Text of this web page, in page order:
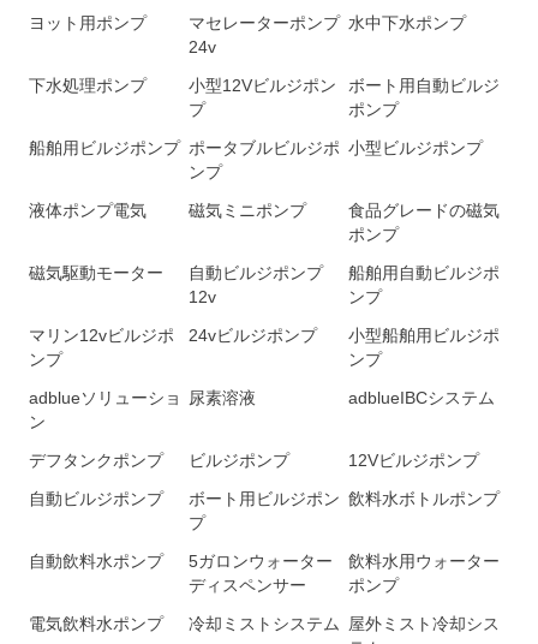
ヨット用ポンプ
マセレーターポンプ
24v
水中下水ポンプ
下水処理ポンプ
小型12Vビルジポン
プ
ボート用自動ビルジ
ポンプ
船舶用ビルジポンプ ポータブルビルジポ
ンプ
小型ビルジポンプ
液体ポンプ電気 磁気ミニポンプ
食品グレードの磁気
ポンプ
磁気駆動モーター
自動ビルジポンプ
12v
船舶用自動ビルジポ
ンプ
マリン12vビルジポ
ンプ
24vビルジポンプ
小型船舶用ビルジポ
ンプ
adblueソリューショ
ン
尿素溶液 adblueIBCシステム
デフタンクポンプ ビルジポンプ
12Vビルジポンプ
自動ビルジポンプ
ボート用ビルジポン
プ
飲料水ボトルポンプ
自動飲料水ポンプ
5ガロンウォーター
ディスペンサー
飲料水用ウォーター
ポンプ
電気飲料水ポンプ
冷却ミストシステム 屋外ミスト冷却シス